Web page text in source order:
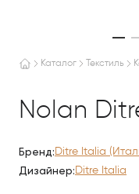
Каталог Текстиль
Nolan
Бренд: Ditre Italia
Дизайнер: Ditre Italia